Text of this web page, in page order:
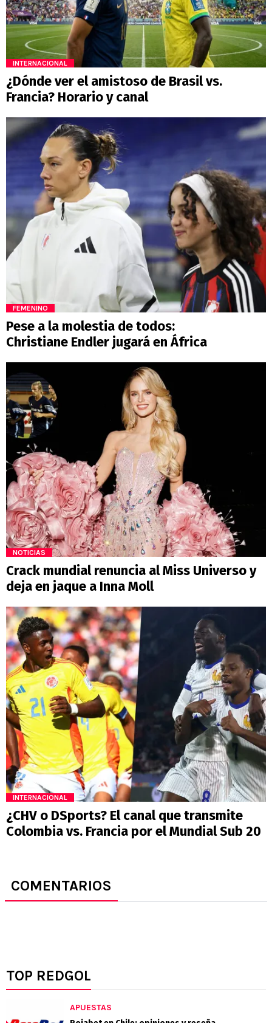
INTERNACIONAL
¿Dónde ver el amistoso de Brasil vs.
Francia? Horario y canal
FEMENINO
Pese a la molestia de todos:
Christiane Endler jugará en África
NOTICIAS
Crack mundial renuncia al Miss Universo y
deja en jaque a Inna Moll
INTERNACIONAL
¿CHV o DSports? El canal que transmite
Colombia vs. Francia por el Mundial Sub 20
COMENTARIOS
TOP REDGOL
APUESTAS